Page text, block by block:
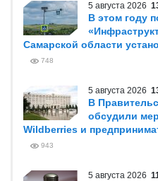
5 августа 2026
В этом году
Самарской области
748
5 августа 2026
В
обсудили
Wildberries и
943
5 августа 2026